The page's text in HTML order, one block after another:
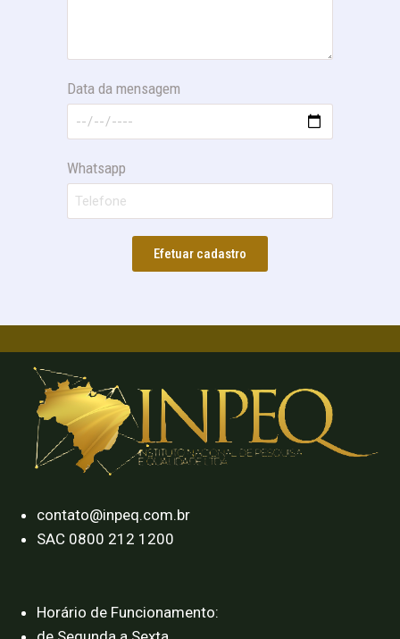
Data da mensagem
Whatsapp
Efetuar cadastro
contato@inpeq.com.br
SAC 0800 212 1200
Horário de Funcionamento: